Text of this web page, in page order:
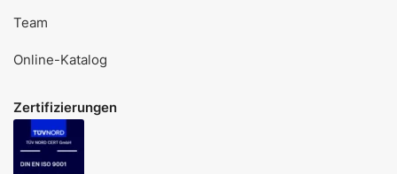
Team
Online-Katalog
Zertifizierungen